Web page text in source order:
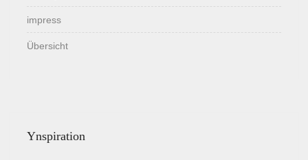
impress
Übersicht
Ynspiration